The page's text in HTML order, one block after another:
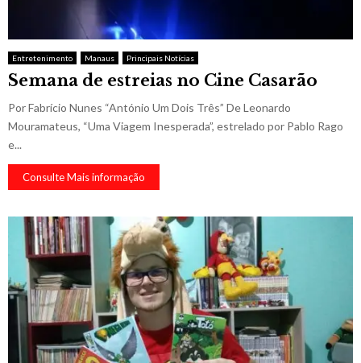
Entretenimento Manaus Principais Notícias
Semana de estreias no Cine Casarão
Por Fabrício Nunes “António Um Dois Três” De Leonardo
Mouramateus, “Uma Viagem Inesperada”, estrelado por Pablo Rago
e...
Consulte Mais informação